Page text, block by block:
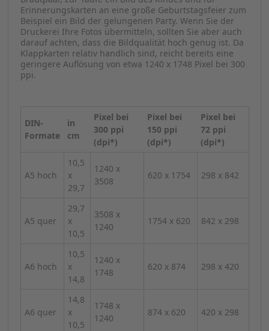
Erinnerungskarten an eine große Geburtstagsfeier zum
Beispiel ein Bild der gelungenen Party. Wenn Sie der
Druckerei Ihre Fotos übermitteln, sollten Sie aber auch
darauf achten, dass die Bildqualität hoch genug ist. Da
Klappkarten relativ handlich sind, reicht bereits eine
geringere Auflösung von etwa 1240 x 1748 Pixel bei 300
ppi.
DIN-
Formate
in
cm
Pixel bei
300 ppi
(dpi*)
Pixel bei
150 ppi
(dpi*)
Pixel bei
72 ppi
(dpi*)
A5 hoch
10,5
x
29,7
1240 x
3508
620 x 1754 298 x 842
A5 quer
29,7
x
10,5
3508 x
1240
1754 x 620 842 x 298
A6 hoch
10,5
x
14,8
1240 x
1748
620 x 874 298 x 420
A6 quer
14,8
x
10,5
1748 x
1240
874 x 620 420 x 298